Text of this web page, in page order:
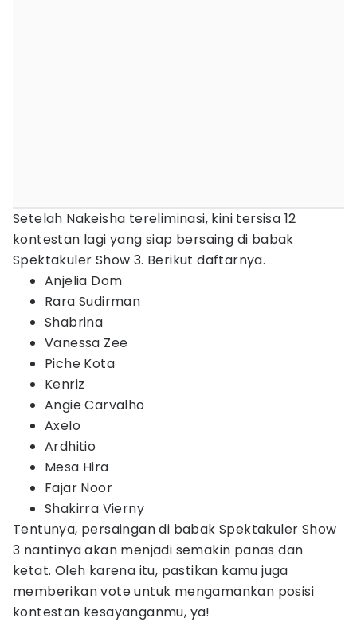
Setelah Nakeisha tereliminasi, kini tersisa 12
kontestan lagi yang siap bersaing di babak
Spektakuler Show 3. Berikut daftarnya.
Anjelia Dom
Rara Sudirman
Shabrina
Vanessa Zee
Piche Kota
Kenriz
Angie Carvalho
Axelo
Ardhitio
Mesa Hira
Fajar Noor
Shakirra Vierny
Tentunya, persaingan di babak Spektakuler Show
3 nantinya akan menjadi semakin panas dan
ketat. Oleh karena itu, pastikan kamu juga
memberikan vote untuk mengamankan posisi
kontestan kesayanganmu, ya!